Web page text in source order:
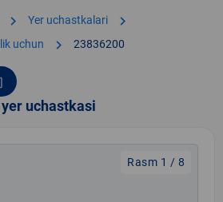
chevron_right Yer uchastkalari chevron_right
uchun chevron_right 23836200
uchastkasi
Rasm 1 / 8